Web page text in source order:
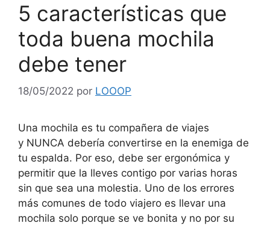
5 características que
toda buena mochila
debe tener
18/05/2022 por LOOOP
Una mochila es tu compañera de viajes
y NUNCA debería convertirse en la enemiga de
tu espalda. Por eso, debe ser ergonómica y
permitir que la lleves contigo por varias horas
sin que sea una molestia. Uno de los errores
más comunes de todo viajero es llevar una
mochila solo porque se ve bonita y no por su